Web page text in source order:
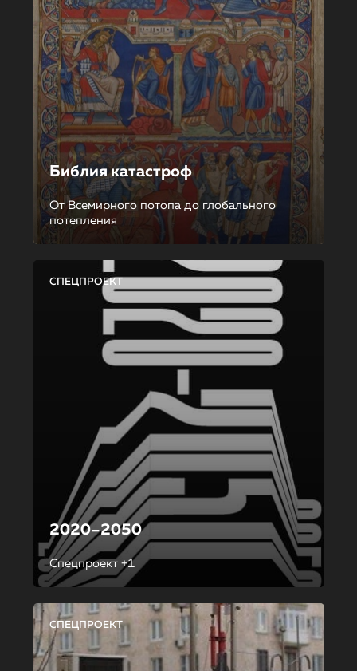
Библия катастроф
От Всемирного потопа до глобального
потепления
СПЕЦПРОЕКТ
2020–2050
Спецпроект +1
СПЕЦПРОЕКТ